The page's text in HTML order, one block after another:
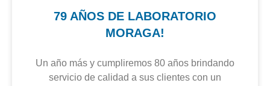
79 AÑOS DE LABORATORIO
MORAGA!
Un año más y cumpliremos 80 años brindando
servicio de calidad a sus clientes con un